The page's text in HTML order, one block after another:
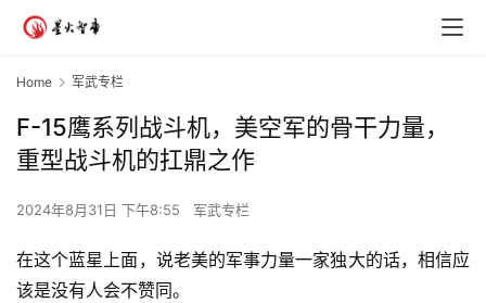
Home 军武专栏
F-15鹰系列战斗机，美空军的骨干力量，
重型战斗机的扛鼎之作
2024年8月31日 下午8:55 军武专栏
在这个蓝星上面，说老美的军事力量一家独大的话，相信应
该是没有人会不赞同。